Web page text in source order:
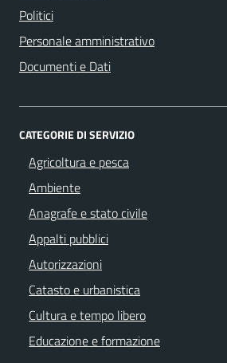
Politici
Personale amministrativo
Documenti e Dati
CATEGORIE DI SERVIZIO
Agricoltura e pesca
Ambiente
Anagrafe e stato civile
Appalti pubblici
Autorizzazioni
Catasto e urbanistica
Cultura e tempo libero
Educazione e formazione